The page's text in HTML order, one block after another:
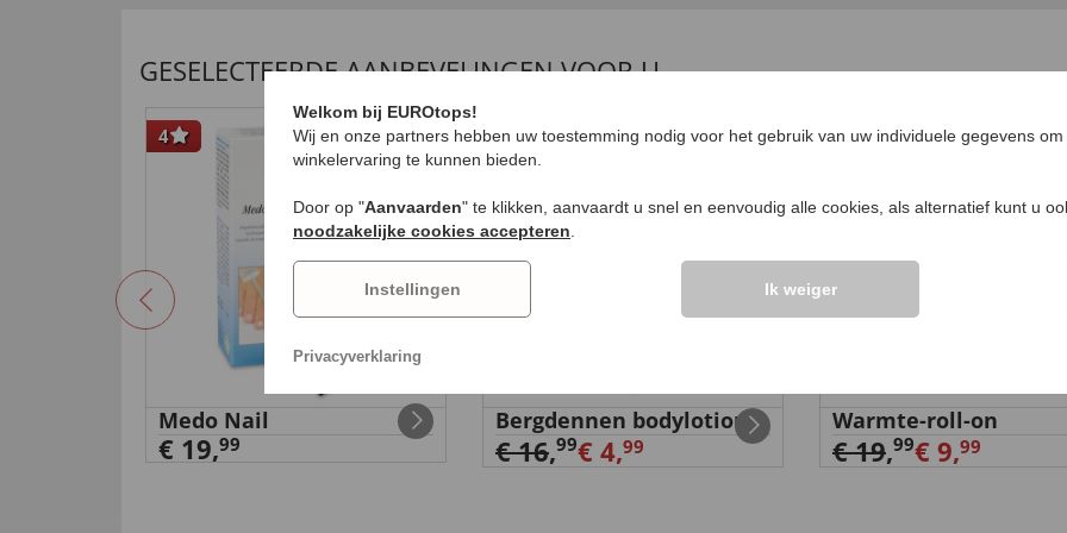
GESELECTEERDE AANBEVELINGEN VOOR U
4
Medo Nail
€ 19,99
-71%
Bergdennen bodylotion
€ 16,99€ 4,99
-50%
Warmte-roll-on
€ 19,99€ 9,99
Welkom bij EUROtops!
Wij en onze partners hebben uw toestemming nodig voor het gebruik van uw individuele gegevens
winkelervaring te kunnen bieden.
Door op "Aanvaarden" te klikken, aanvaardt u snel en eenvoudig alle cookies, als alternatief kunt u
noodzakelijke cookies accepteren
Instellingen Ik weiger
Privacyverklaring